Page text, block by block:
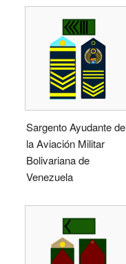
Sargento Ayudante de
la Aviación Militar
Bolivariana de
Venezuela